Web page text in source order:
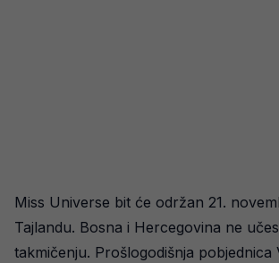
Miss Universe bit će održan 21.
Tajlandu. Bosna i Hercegovina ne
takmičenju. Prošlogodišnja pobjednica